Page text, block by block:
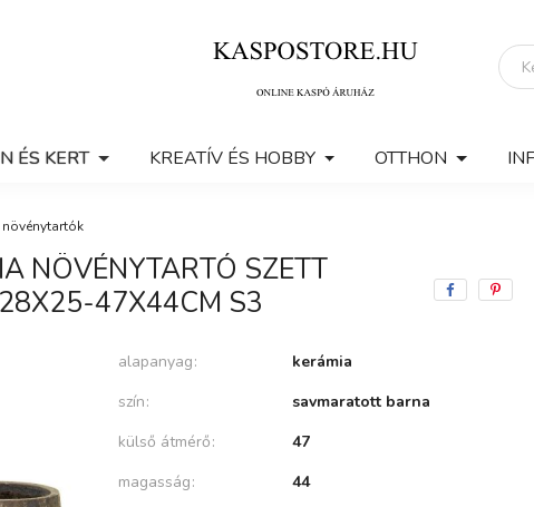
ÉS KERT KREATÍV ÉS HOBBY OTTHON
NÖVÉNYTARTÓ SZETT
47X44CM S3
alapanyag
kerámia
szín
savmaratott barna
külső átmérő
47
magasság
44